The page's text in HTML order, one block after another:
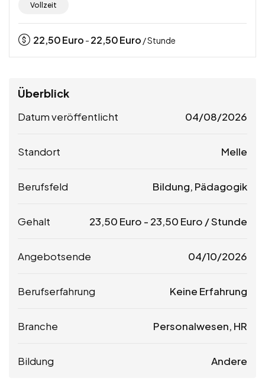
Vollzeit
22,50Euro - 22,50Euro / Stunde
Überblick
Datum veröffentlicht 04/08/2026
Standort Melle
Berufsfeld Bildung, Pädagogik
Gehalt 23,50 Euro - 23,50 Euro / Stunde
Angebotsende 04/10/2026
Berufserfahrung Keine Erfahrung
Branche Personalwesen, HR
Bildung Andere